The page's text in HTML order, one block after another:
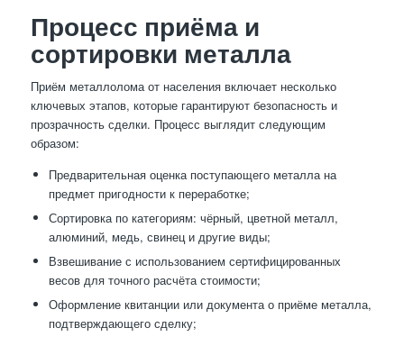
Процесс приёма и
сортировки металла
Приём металлолома от населения включает несколько
ключевых этапов, которые гарантируют безопасность и
прозрачность сделки. Процесс выглядит следующим
образом:
Предварительная оценка поступающего металла на
предмет пригодности к переработке;
Сортировка по категориям: чёрный, цветной металл,
алюминий, медь, свинец и другие виды;
Взвешивание с использованием сертифицированных
весов для точного расчёта стоимости;
Оформление квитанции или документа о приёме металла,
подтверждающего сделку;